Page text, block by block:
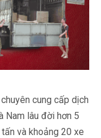
cung cấp dịch
Nam lâu đời hơn 5
và khoảng 20 xe